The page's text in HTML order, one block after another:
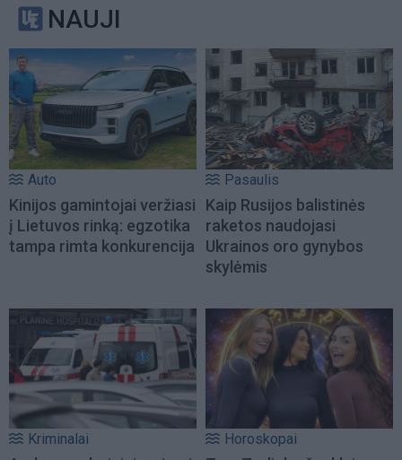
NAUJI
Auto
Kinijos gamintojai veržiasi
į Lietuvos rinką: egzotika
tampa rimta konkurencija
Pasaulis
Kaip Rusijos balistinės
raketos naudojasi
Ukrainos oro gynybos
skylėmis
Kriminalai Horoskopai